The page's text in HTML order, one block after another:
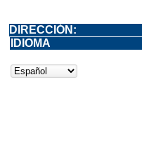
DIRECCIÓN:
IDIOMA